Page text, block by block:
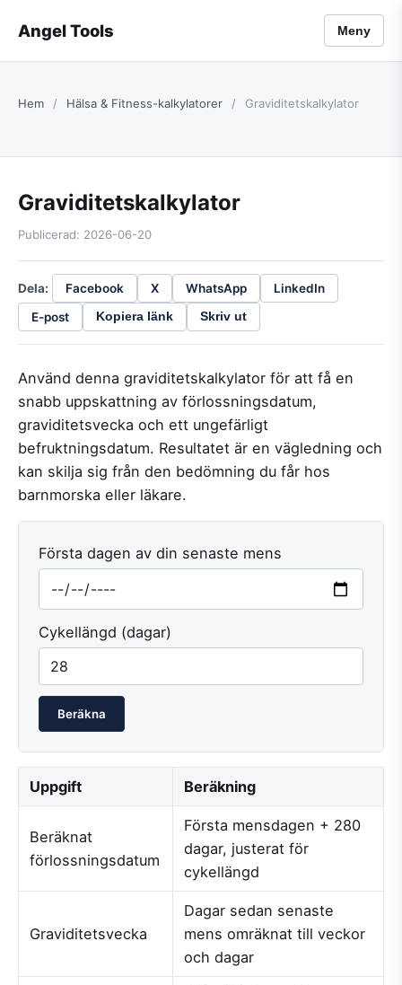
Angel Tools Meny
Hem / Hälsa & Fitness-kalkylatorer / Graviditetskalkylator
Graviditetskalkylator
Publicerad: 2026-06-20
Dela: Facebook X WhatsApp
LinkedIn
E-post
Kopiera länk Skriv ut
Använd denna graviditetskalkylator för att få en
snabb uppskattning av förlossningsdatum,
graviditetsvecka och ett ungefärligt
befruktningsdatum. Resultatet är en vägledning och
kan skilja sig från den bedömning du får hos
barnmorska eller läkare.
Första dagen av din senaste mens
Cykellängd (dagar)
Beräkna
Uppgift Beräkning
Beräknat
förlossningsdatum
Första mensdagen + 280
dagar, justerat för
cykellängd
Graviditetsvecka
Dagar sedan senaste
mens omräknat till veckor
och dagar